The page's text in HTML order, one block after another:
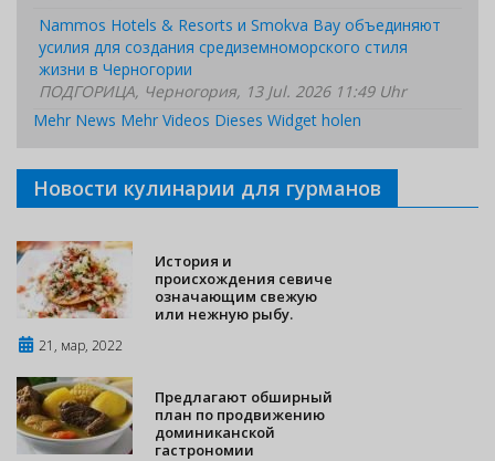
Nammos Hotels & Resorts и Smokva Bay объединяют
усилия для создания средиземноморского стиля
жизни в Черногории
ПОДГОРИЦА, Черногория, 13 Jul. 2026 11:49 Uhr
Mehr News Mehr Videos Dieses Widget holen
Новости кулинарии для гурманов
История и
происхождения севиче
означающим свежую
или нежную рыбу.
21, мар, 2022
Предлагают обширный
план по продвижению
доминиканской
гастрономии